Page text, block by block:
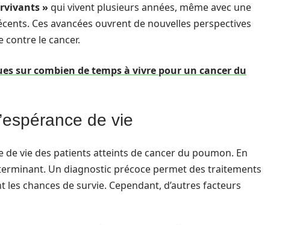
» qui vivent plusieurs années, même avec une
Ces avancées ouvrent de nouvelles perspectives
le cancer.
sur combien de temps à vivre pour un cancer du
de vie
de vie des patients atteints de cancer du poumon. En
Un diagnostic précoce permet des traitements
chances de survie. Cependant, d’autres facteurs